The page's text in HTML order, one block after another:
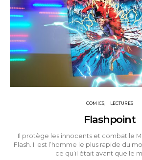
COMICS LECTURES
Flashpoint
Il protège les innocents et combat le
Flash. Il est l’homme le plus rapide du
ce qu’il était avant que le